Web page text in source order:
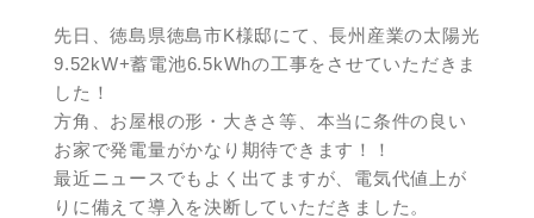
先日、徳島県徳島市K様邸にて、長州産業の太陽光
9.52kW+蓄電池6.5kWhの工事をさせていただきま
した！
方角、お屋根の形・大きさ等、本当に条件の良い
お家で発電量がかなり期待できます！！
最近ニュースでもよく出てますが、電気代値上が
りに備えて導入を決断していただきました。